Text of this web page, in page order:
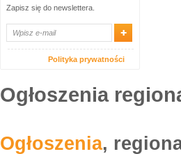
Zapisz się do newslettera.
Polityka prywatności
Ogłoszenia
Ogłoszenia,